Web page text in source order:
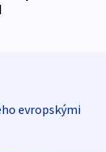
evropskými